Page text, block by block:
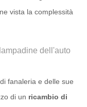
vista la complessità
dell'auto
fanaleria e delle sue
di un ricambio di